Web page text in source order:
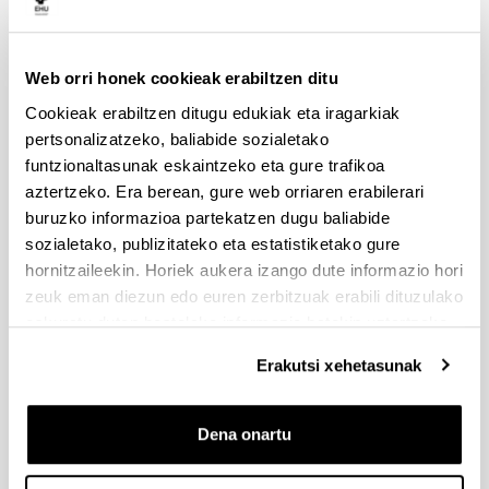
Web orri honek cookieak erabiltzen ditu
Cookieak erabiltzen ditugu edukiak eta iragarkiak
pertsonalizatzeko, baliabide sozialetako
funtzionaltasunak eskaintzeko eta gure trafikoa
aztertzeko. Era berean, gure web orriaren erabilerari
buruzko informazioa partekatzen dugu baliabide
sozialetako, publizitateko eta estatistiketako gure
hornitzaileekin. Horiek aukera izango dute informazio hori
zeuk eman diezun edo euren zerbitzuak erabili dituzulako
eskuratu duten bestelako informazio batekin uztartzeko.
Erakutsi xehetasunak
Dena onartu
2026/09/11
FUNDACION LA CAIXA JUNIOR LEADER RETAINING
PROGRAMME 2027
Izapide irekia
IKERTZAILE DOKTOREAK UPV/EHUn KONTRATATZEKO
DEIALDIA (2026)
Izapide irekia (Eskaerak aurkezteko epea: 2026/06/03 - 2026/06/25
23:59)
eskaeren behin behineko zerrenda. Alegazioak aurkezteko
PRESTAKUNTZA BIDEAN DAUDEN IKERTZAILEAK EHUn
KONTRATATZEKO 2026-I DEIALDIA, IKERTALDE/IKERKETA
PROIEKTU BATEN BALIABIDE PROPIOEKIN
FINANTZATURIK